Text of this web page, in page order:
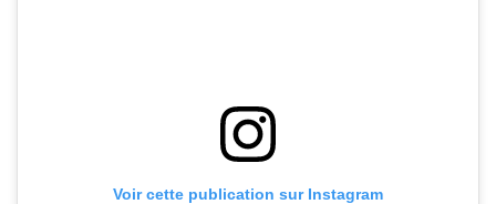
Voir cette publication sur Instagram